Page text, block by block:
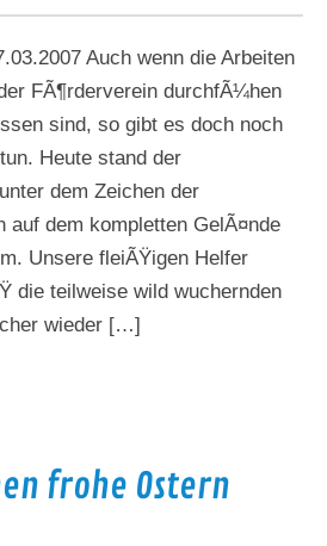
Auch wenn die Arbeiten
FÃ¶rderverein durchfÃ¼hen
sind, so gibt es doch noch
Heute stand der
dem Zeichen der
auf dem kompletten GelÃ¤nde
Unsere fleiÃŸigen Helfer
die teilweise wild wuchernden
wieder […]
frohe Ostern